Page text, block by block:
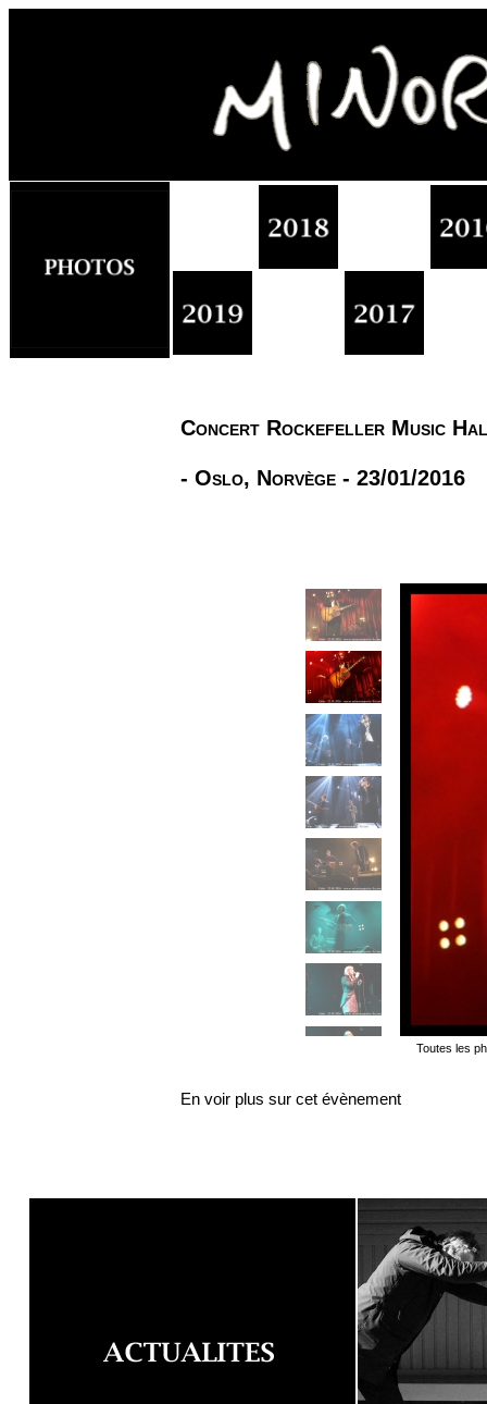
Concert Rockefeller Music
- Oslo, Norvège - 23/01/2016
Toutes les
En voir plus sur cet évènement